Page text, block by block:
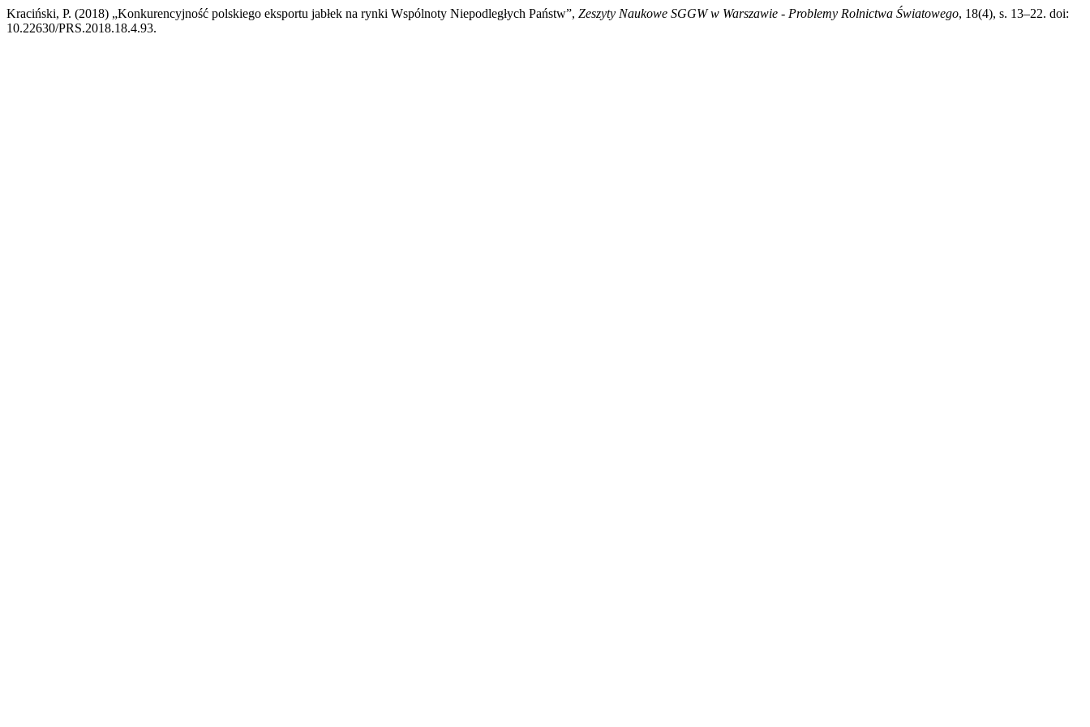
Kraciński, P. (2018) „Konkurencyjność polskiego eksportu jabłek na rynki Wspólnoty Niepodległych Państw”, Zeszyty Naukowe SGGW w Warszawie - Problemy Rolnictwa Światowego, 18(4), s. 13–22. doi:
10.22630/PRS.2018.18.4.93.